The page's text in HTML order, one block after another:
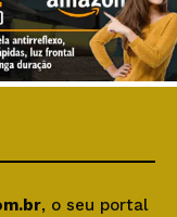
, o seu portal